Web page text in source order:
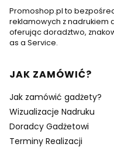
Promoshop.pl to
reklamowych z nadrukiem
oferując doradztwo,
as a Service.
Linki w stopce
JAK ZAMÓWIĆ?
Jak zamówić gadżety?
Wizualizacje Nadruku
Doradcy Gadżetowi
Terminy Realizacji